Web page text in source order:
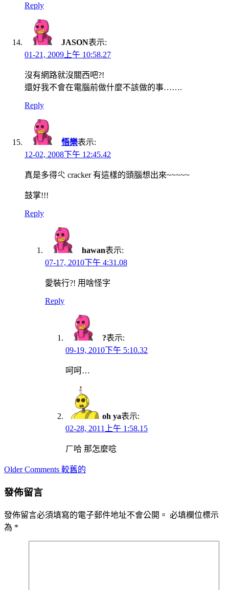
Reply
JASON表示:
01-21, 2009上午 10:58.27
沒有網路就沒關西吧?!
還好我不會在電腦前做什麼不該做的事…….
Reply
悟樂表示:
12-02, 2008下午 12:45.42
真是多得尐 cracker 有這樣的頭腦想出來~~~~~
鼓掌!!!
Reply
hawan表示:
07-17, 2010下午 4:31.08
愛裝行?! 用啥怪字
Reply
?表示:
09-19, 2010下午 5:10.32
呵呵…
oh ya表示:
02-28, 2011上午 1:58.15
ㄏ哈 那怎麼唸
Comment
Older Comments 較舊的
發佈留言
發佈留言必須填寫的電子郵件地址不會公開。 必填欄位標示
為 *